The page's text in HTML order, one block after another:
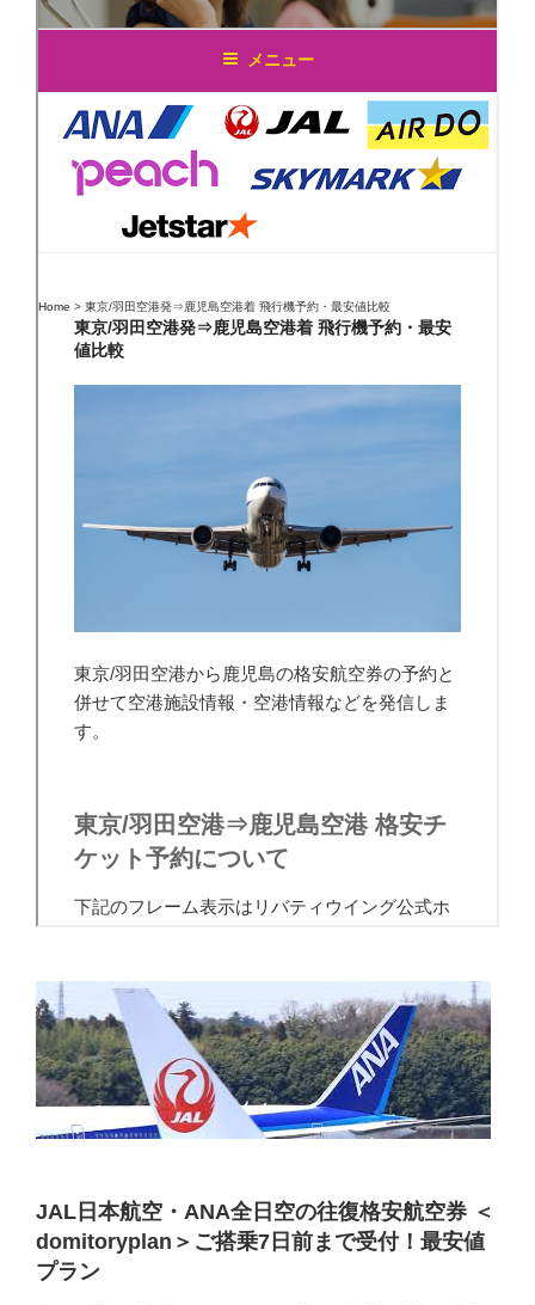
JAL日本航空・ANA全日空の往復格安航空券 ＜
domitoryplan＞ご搭乗7日前まで受付！最安値
プラン